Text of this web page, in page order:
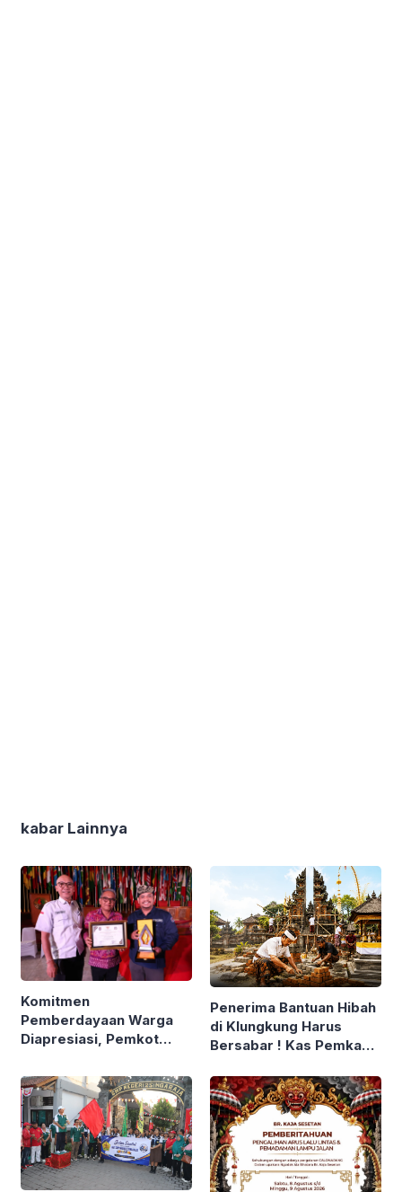
kabar Lainnya
Komitmen
Pemberdayaan Warga
Diapresiasi, Pemkot
Award di Bandung
Penerima Bantuan Hibah
di Klungkung Harus
Bersabar ! Kas Pemkab
Ditunda